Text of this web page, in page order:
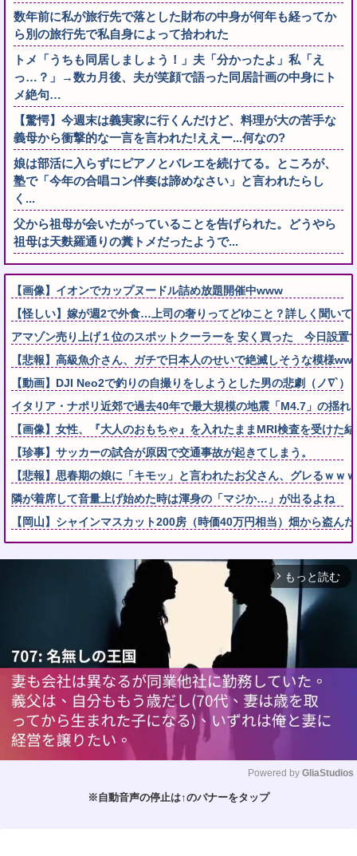
数年前に私が旅行先で落とした財布の中身が何年も経ってか
ら別の旅行先で私自身によって拾われた
トメ「うちも同居しましょう！」夫「分かったよ」私「え
っ…？」→数カ月後、夫が笑顔で語った同居計画の中身にト
メ絶句…
【驚愕】今週末は義実家に行くんだけど、料理が大の苦手な
義母から衝撃的な一言を言われた!ええー...何なの?
娘は部活に入らずにピアノとバレエを続けてる。ところが、
塾で「今年の合唱コン伴奏は諦めなさい」と言われたらし
く...
父から祖母が会いたがっていることを告げられた。どうやら
祖母は天麩羅通りの糞トメだったようで...
【画像】イオンでカップヌードル詰め放題開催中www
【怪しい】嫁が週2で外食…上司の奢りってどゆこと？詳しく聞いて
アマゾン売り上げ１位のスポットクーラーを 安く買った 今日設置
【悲報】高級魚介さん、ガチで日本人のせいで絶滅しそうな模
【動画】DJI Neo2で釣りの自撮りをしようとした男の悲劇（ノ∇`）
イタリア・ナポリ近郊で過去40年で最大規模の地震「M4.7」の揺れ
【画像】女性、『大人のおもちゃ』を入れたままMRI検査を受けた
【珍事】サッカーの試合が原因で交通事故が起きてしまう。
【悲報】思春期の娘に「キモッ」と言われたお父さん、グレるｗｗ
隣が着席して音量上げ始めた時は渾身の「マジか…」が出るよね
【岡山】シャインマスカット200房（時価40万円相当）畑から盗ん
arrow_forward_ios もっと読む
Powered by GliaStudios
※自動音声の停止は↑のバナーをタップ